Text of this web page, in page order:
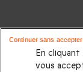
D'autres
d'adrénaline
En
vous
Continuer sans accepter